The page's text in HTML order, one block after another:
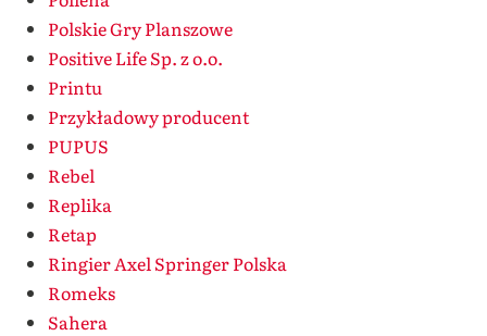
Polskie Gry Planszowe
Positive Life Sp. z o.o.
Printu
Przykładowy producent
PUPUS
Rebel
Replika
Retap
Ringier Axel Springer Polska
Romeks
Sahera